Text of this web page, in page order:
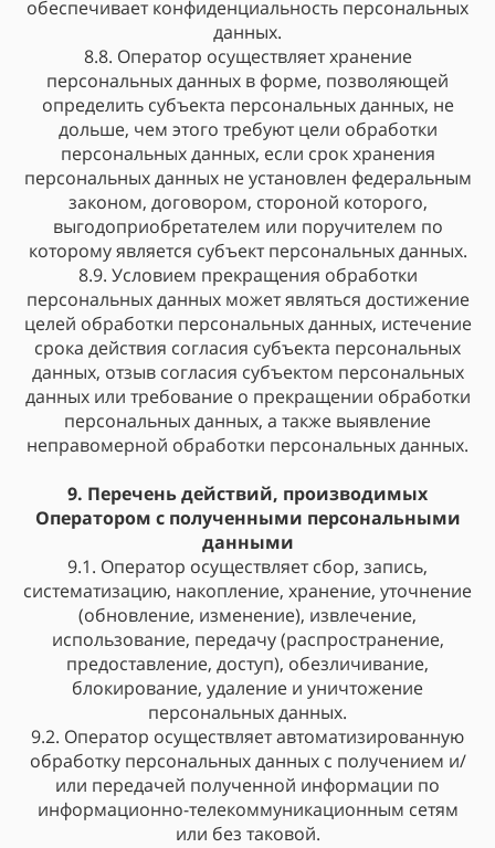
обеспечивает конфиденциальность персональных
данных.
8.8. Оператор осуществляет хранение
персональных данных в форме, позволяющей
определить субъекта персональных данных, не
дольше, чем этого требуют цели обработки
персональных данных, если срок хранения
персональных данных не установлен федеральным
законом, договором, стороной которого,
выгодоприобретателем или поручителем по
которому является субъект персональных данных.
8.9. Условием прекращения обработки
персональных данных может являться достижение
целей обработки персональных данных, истечение
срока действия согласия субъекта персональных
данных, отзыв согласия субъектом персональных
данных или требование о прекращении обработки
персональных данных, а также выявление
неправомерной обработки персональных данных.
9. Перечень действий, производимых
Оператором с полученными персональными
данными
9.1. Оператор осуществляет сбор, запись,
систематизацию, накопление, хранение, уточнение
(обновление, изменение), извлечение,
использование, передачу (распространение,
предоставление, доступ), обезличивание,
блокирование, удаление и уничтожение
персональных данных.
9.2. Оператор осуществляет автоматизированную
обработку персональных данных с получением и/
или передачей полученной информации по
информационно-телекоммуникационным сетям
или без таковой.